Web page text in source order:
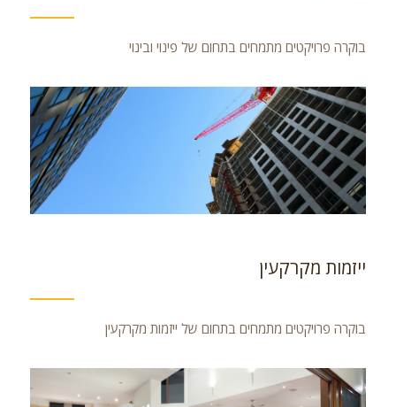
בוקרה פרויקטים מתמחים בתחום של פינוי ובינוי
ייזמות מקרקעין
בוקרה פרויקטים מתמחים בתחום של ייזמות מקרקעין